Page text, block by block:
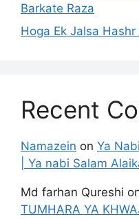
Barkate Raza
Hoga Ek Jalsa
Recent
Namazein on Ya
| Ya nabi Salam
Md farhan Qureshi
TUMHARA YA